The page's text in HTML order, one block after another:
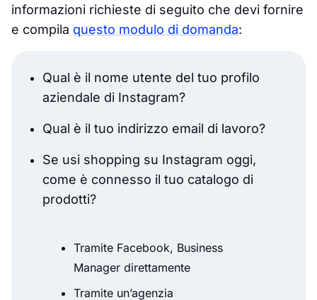
informazioni richieste di seguito che devi fornire
e compila questo modulo di domanda:
Qual è il nome utente del tuo profilo
aziendale di Instagram?
Qual è il tuo indirizzo email di lavoro?
Se usi shopping su Instagram oggi,
come è connesso il tuo catalogo di
prodotti?
Tramite Facebook, Business
Manager direttamente
Tramite un’agenzia